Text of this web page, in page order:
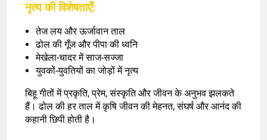
नृत्य की विशेषताएँ:
तेज लय और ऊर्जावान ताल
ढोल की गूँज और पीपा की ध्वनि
मेखेला-चादर में साज-सज्जा
युवकों-युवतियों का जोड़ों में नृत्य
बिहू गीतों में प्रकृति, प्रेम, संस्कृति और जीवन के अनुभव झलकते
हैं। ढोल की हर ताल में कृषि जीवन की मेहनत, संघर्ष और आनंद की
कहानी छिपी होती है।